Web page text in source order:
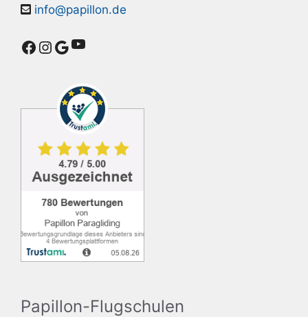
info@papillon.de
Facebook
Instagram
Google
Papillon-Flugschulen